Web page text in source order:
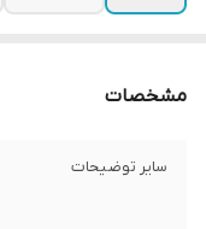
مشخصات
سایر توضیحات